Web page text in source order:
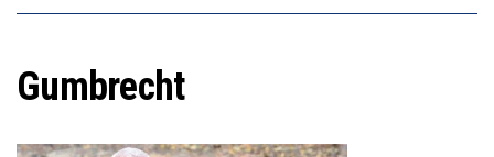
DIE GANZE HILFLOSIGKEIT DES BILDUNGSBÜRGERTUMS
Gumbrecht